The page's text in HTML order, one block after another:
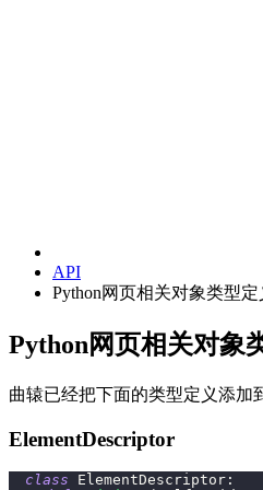
API
Python网页相关对象类型定
Python网页相关对象
曲辕已经把下面的类型定义添加
ElementDescriptor
class ElementDescriptor :